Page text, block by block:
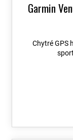
Garmin
Chytré GPS